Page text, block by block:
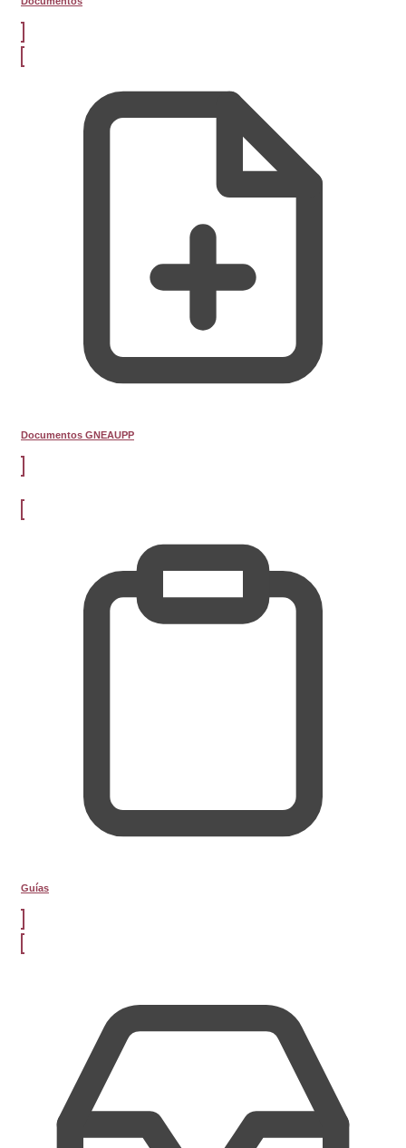
Documentos GNEAUPP
Guías